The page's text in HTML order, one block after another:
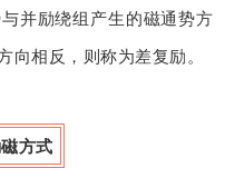
并励绕组产生的磁通势方
向相反，则称为差复励。
方式